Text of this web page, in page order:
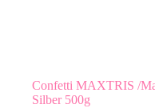
Confetti MAXTRIS /
Silber 500g